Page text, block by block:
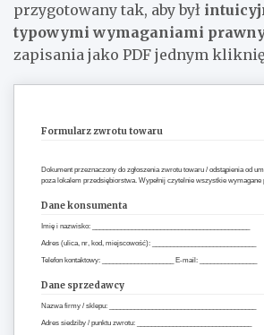
przygotowany tak, aby był
typowymi wymaganiami
zapisania jako PDF jednym
Formularz zwrotu towaru
Dokument przeznaczony do zgłoszenia zwrotu towaru / odstąpienia od
poza lokalem przedsiębiorstwa. Wypełnij czytelnie wszystkie wymagane
Dane konsumenta
Imię i nazwisko: ____________________________________________
Adres (ulica, nr, kod, miejscowość): _____________________________
Telefon kontaktowy: ____________________ E-mail: ________________
Dane sprzedawcy
Nazwa firmy / sklepu: _________________________________________
Adres siedziby / punktu zwrotu: ________________________________